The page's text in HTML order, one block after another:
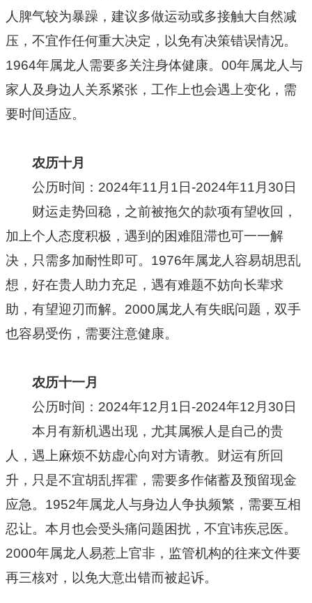
人脾气较为暴躁，建议多做运动或多接触大自然减
压，不宜作任何重大决定，以免有决策错误情况。
1964年属龙人需要多关注身体健康。00年属龙人与
家人及身边人关系紧张，工作上也会遇上变化，需
要时间适应。
农历十月
公历时间：2024年11月1日-2024年11月30日
财运走势回稳，之前被拖欠的款项有望收回，
加上个人态度积极，遇到的困难阻滞也可一一解
决，只需多加耐性即可。1976年属龙人容易胡思乱
想，好在贵人助力充足，遇有难题不妨向长辈求
助，有望迎刃而解。2000属龙人有失眠问题，双手
也容易受伤，需要注意健康。
农历十一月
公历时间：2024年12月1日-2024年12月30日
本月有新机遇出现，尤其属猴人是自己的贵
人，遇上麻烦不妨虚心向对方请教。财运有所回
升，只是不宜胡乱挥霍，需要多作储蓄及预留现金
应急。1952年属龙人与身边人争执频繁，需要互相
忍让。本月也会受头痛问题困扰，不宜讳疾忌医。
2000年属龙人易惹上官非，监管机构的往来文件要
再三核对，以免大意出错而被起诉。